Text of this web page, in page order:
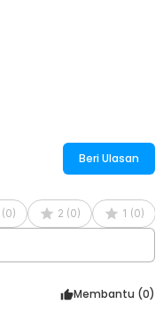
Beri Ulasan
(0) 2 (0) 1 (0)
Membantu (0)